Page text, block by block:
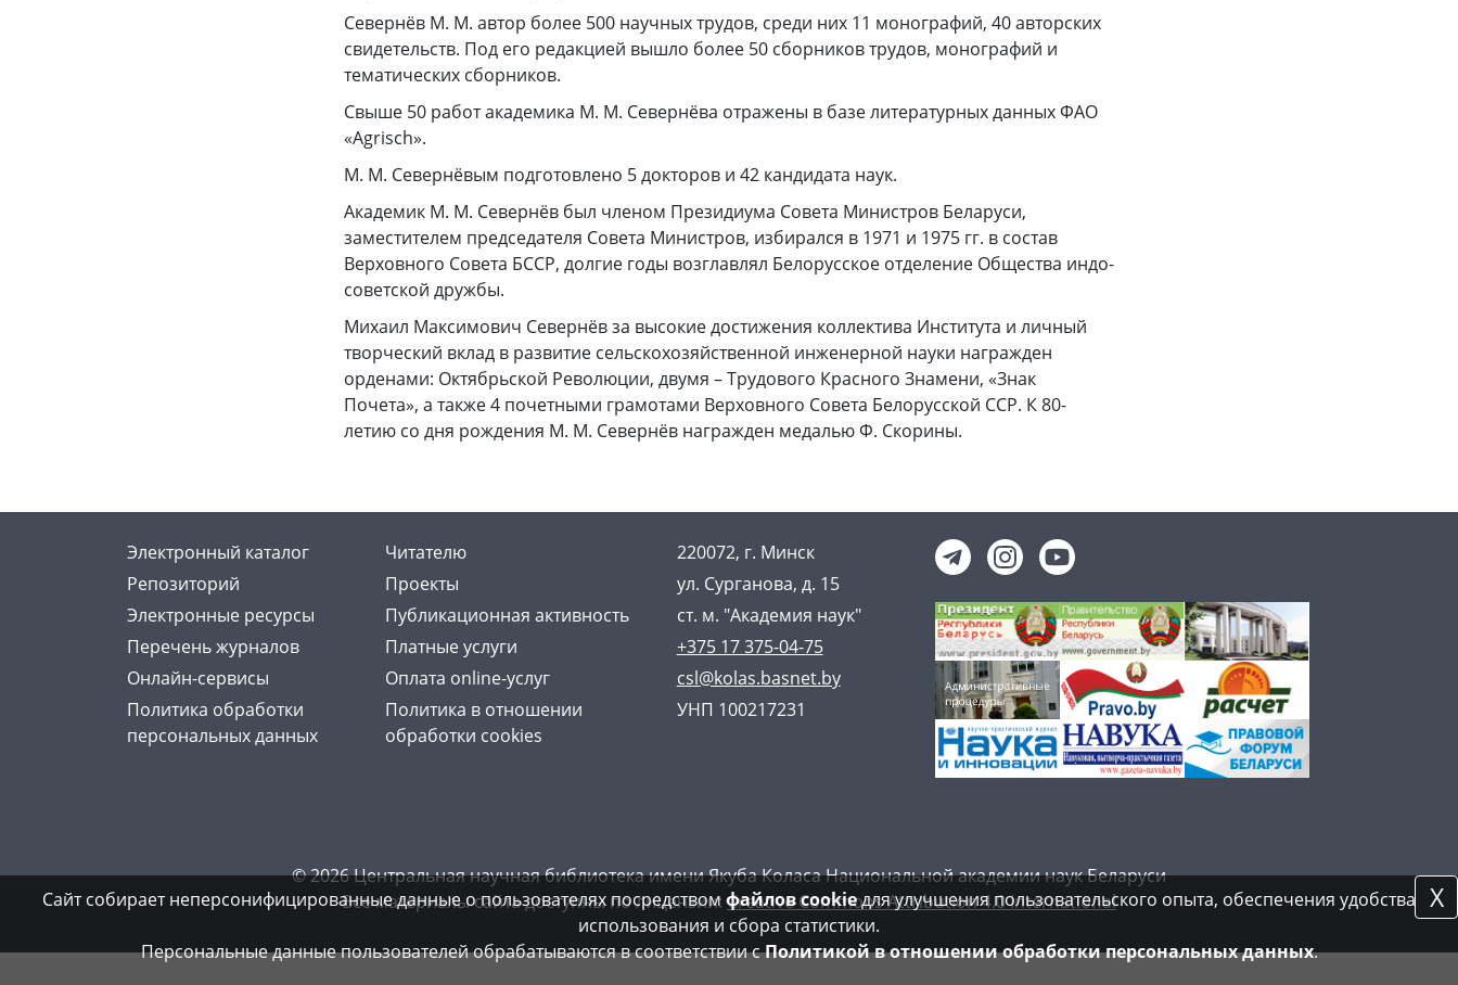
Севернёв М. М. автор более 500 научных трудов, среди них 11 монографий, 40 авторских
свидетельств. Под его редакцией вышло более 50 сборников трудов, монографий и
тематических сборников.
Свыше 50 работ академика М. М. Севернёва отражены в базе литературных данных ФАО
«Agrisch».
М. М. Севернёвым подготовлено 5 докторов и 42 кандидата наук.
Академик М. М. Севернёв был членом Президиума Совета Министров Беларуси,
заместителем председателя Совета Министров, избирался в 1971 и 1975 гг. в состав
Верховного Совета БССР, долгие годы возглавлял Белорусское отделение Общества индо-
советской дружбы.
Михаил Максимович Севернёв за высокие достижения коллектива Института и личный
творческий вклад в развитие сельскохозяйственной инженерной науки награжден
орденами: Октябрьской Революции, двумя – Трудового Красного Знамени, «Знак
Почета», а также 4 почетными грамотами Верховного Совета Белорусской ССР. К 80-
летию со дня рождения М. М. Севернёв награжден медалью Ф. Скорины.
Электронный каталог
Читателю
Репозиторий
Проекты
Электронные ресурсы
Публикационная активность
Перечень журналов
Платные услуги
Онлайн-сервисы
Оплата online-услуг
Политика обработки
персональных данных
Политика в отношении
обработки cookies
220072, г. Минск
ул. Сурганова, д. 15
ст. м. "Академия наук"
+375 17 375-04-75
csl@kolas.basnet.by
УНП 100217231
© 2026 Центральная научная библиотека имени Якуба Коласа Национальной академии наук Беларуси
Все материалы сайта доступны по лицензии:Creative Commons Attribution 4.0 International
Сайт собирает неперсонифицированные данные о пользователях посредствомфайлов cookieдля улучшения пользовательского опыта, обеспечения удобства
использования и сбора статистики.
Персональные данные пользователей обрабатываются в соответствии сПолитикой в отношении обработки персональных данных.
X